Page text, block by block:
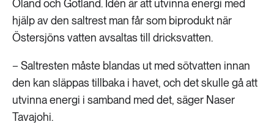
Öland och Gotland. Idén är att utvinna energi med
hjälp av den saltrest man får som biprodukt när
Östersjöns vatten avsaltas till dricksvatten.
− Saltresten måste blandas ut med sötvatten innan
den kan släppas tillbaka i havet, och det skulle gå att
utvinna energi i samband med det, säger Naser
Tavajohi.